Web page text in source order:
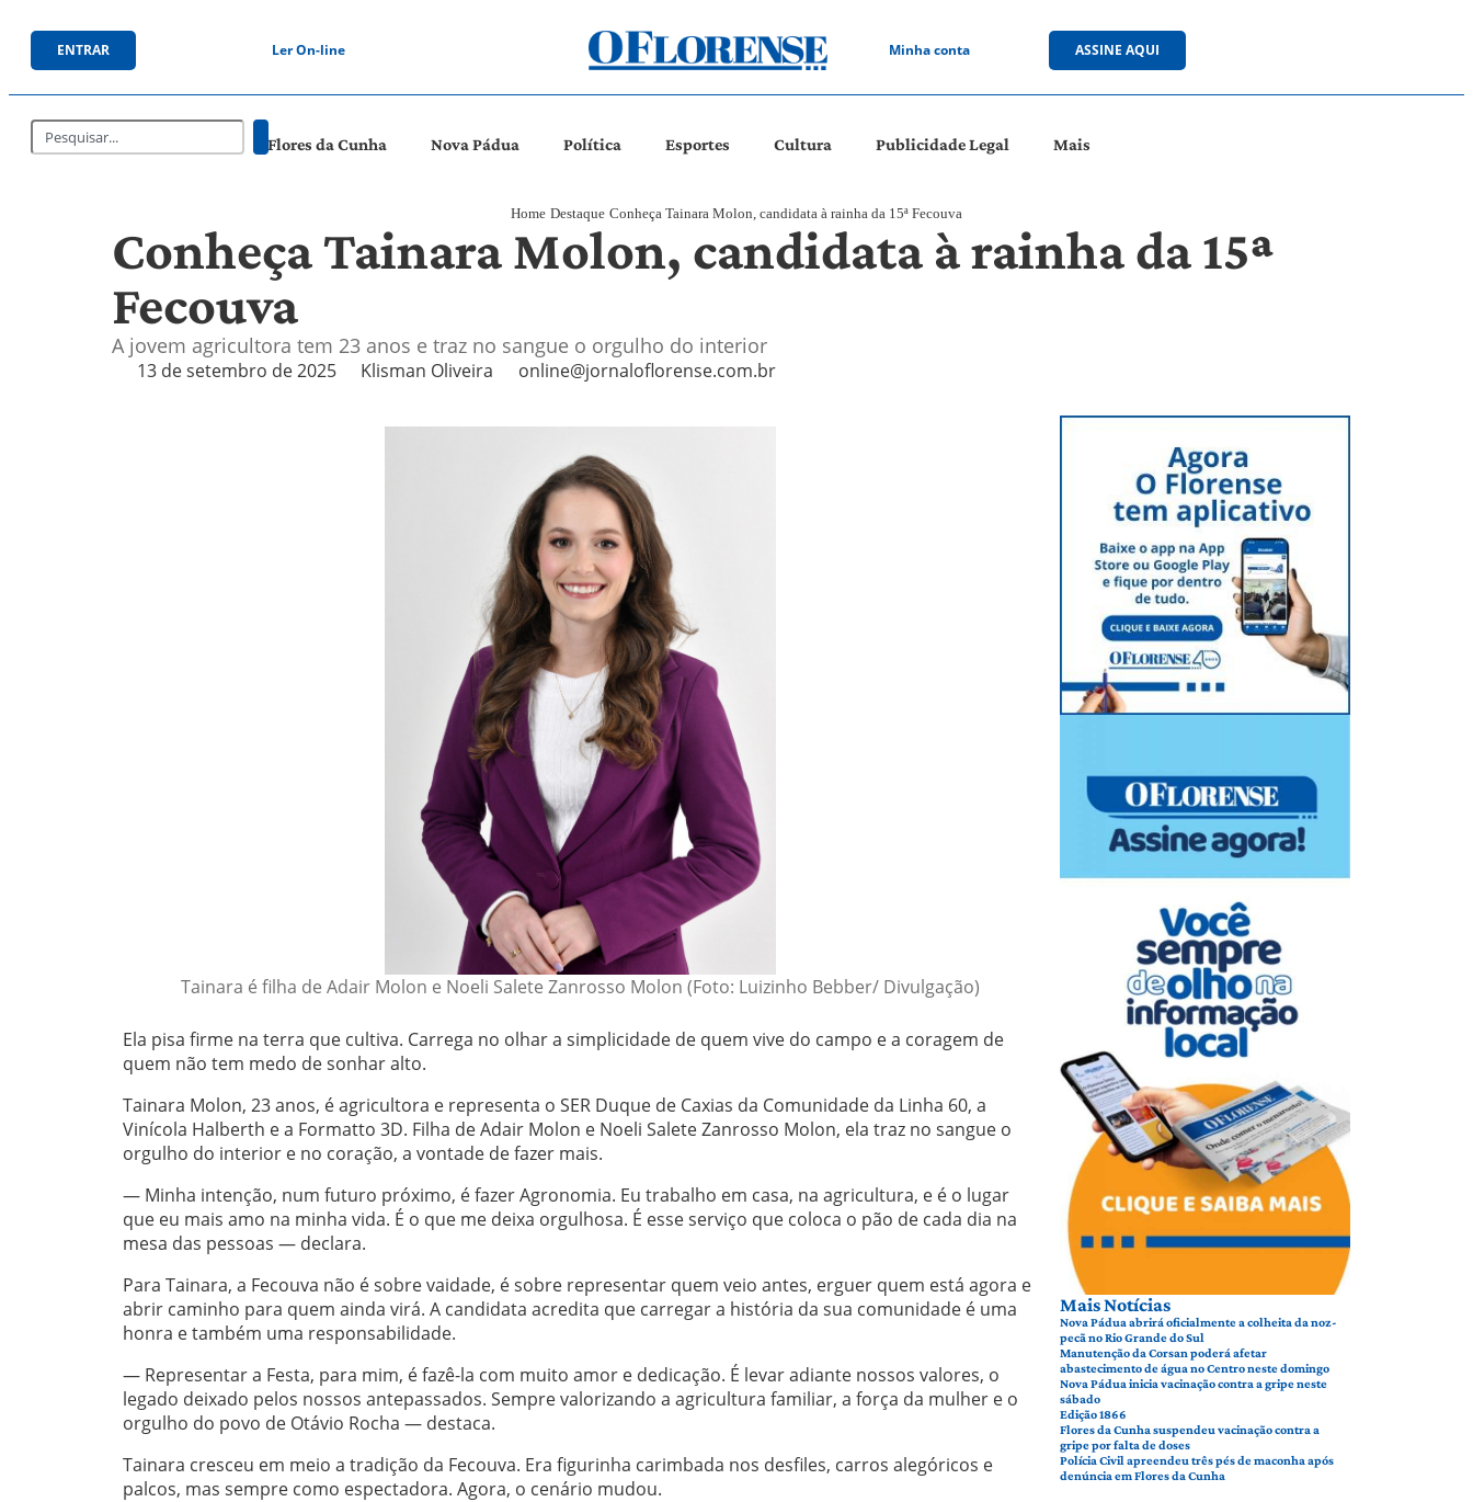
ENTRAR Ler On-line Minha conta ASSINE AQUI
Flores da Cunha Nova Pádua Política Esportes Cultura Publicidade Legal Mais
Home Destaque Conheça Tainara Molon, candidata à rainha da 15ª Fecouva
Conheça Tainara Molon, candidata à rainha da 15ª
Fecouva
A jovem agricultora tem 23 anos e traz no sangue o orgulho do interior
13 de setembro de 2025 Klisman Oliveira online@jornaloflorense.com.br
Tainara é filha de Adair Molon e Noeli Salete Zanrosso Molon (Foto: Luizinho Bebber/ Divulgação)
Ela pisa firme na terra que cultiva. Carrega no olhar a simplicidade de quem vive do campo e a coragem de
quem não tem medo de sonhar alto.
Tainara Molon, 23 anos, é agricultora e representa o SER Duque de Caxias da Comunidade da Linha 60, a
Vinícola Halberth e a Formatto 3D. Filha de Adair Molon e Noeli Salete Zanrosso Molon, ela traz no sangue o
orgulho do interior e no coração, a vontade de fazer mais.
— Minha intenção, num futuro próximo, é fazer Agronomia. Eu trabalho em casa, na agricultura, e é o lugar
que eu mais amo na minha vida. É o que me deixa orgulhosa. É esse serviço que coloca o pão de cada dia na
mesa das pessoas — declara.
Para Tainara, a Fecouva não é sobre vaidade, é sobre representar quem veio antes, erguer quem está agora e
abrir caminho para quem ainda virá. A candidata acredita que carregar a história da sua comunidade é uma
honra e também uma responsabilidade.
— Representar a Festa, para mim, é fazê-la com muito amor e dedicação. É levar adiante nossos valores, o
legado deixado pelos nossos antepassados. Sempre valorizando a agricultura familiar, a força da mulher e o
orgulho do povo de Otávio Rocha — destaca.
Tainara cresceu em meio a tradição da Fecouva. Era figurinha carimbada nos desfiles, carros alegóricos e
palcos, mas sempre como espectadora. Agora, o cenário mudou.
Mais Notícias
Nova Pádua abrirá oficialmente a colheita da noz-
pecã no Rio Grande do Sul
Manutenção da Corsan poderá afetar
abastecimento de água no Centro neste domingo
Nova Pádua inicia vacinação contra a gripe neste
sábado
Edição 1866
Flores da Cunha suspendeu vacinação contra a
gripe por falta de doses
Polícia Civil apreendeu três pés de maconha após
denúncia em Flores da Cunha